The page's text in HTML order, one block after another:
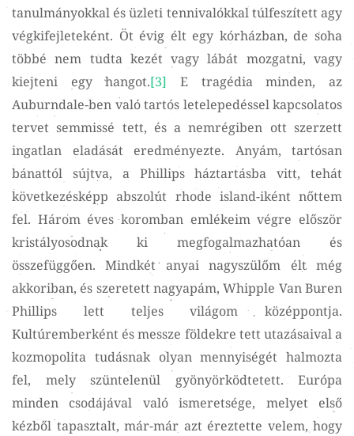
tanulmányokkal és üzleti tennivalókkal túlfeszített agy
végkifejleteként. Öt évig élt egy kórházban, de soha
többé nem tudta kezét vagy lábát mozgatni, vagy
kiejteni egy hangot.[3] E tragédia minden, az
Auburndale-ben való tartós letelepedéssel kapcsolatos
tervet semmissé tett, és a nemrégiben ott szerzett
ingatlan eladását eredményezte. Anyám, tartósan
bánattól sújtva, a Phillips háztartásba vitt, tehát
következésképp abszolút rhode island-iként nőttem
fel. Három éves koromban emlékeim végre először
kristályosodnak ki megfogalmazhatóan és
összefüggően. Mindkét anyai nagyszülőm élt még
akkoriban, és szeretett nagyapám, Whipple Van Buren
Phillips lett teljes világom középpontja.
Kultúremberként és messze földekre tett utazásaival a
kozmopolita tudásnak olyan mennyiségét halmozta
fel, mely szüntelenül gyönyörködtetett. Európa
minden csodájával való ismeretsége, melyet első
kézből tapasztalt, már-már azt éreztette velem, hogy